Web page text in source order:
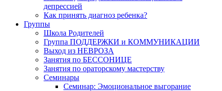
депрессией
Как принять диагноз ребенка?
Группы
Школа Родителей
Группа ПОДДЕРЖКИ и КОММУНИКАЦИИ
Выход из НЕВРОЗА
Занятия по БЕССОНИЦЕ
Занятия по ораторскому мастерству
Семинары
Семинар: Эмоциональное выгорание